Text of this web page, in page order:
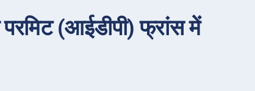
परमिट (आईडीपी) फ्रांस में